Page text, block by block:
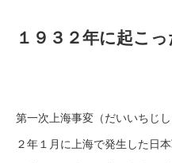
１９３２年に起こ
第一次上海事変（だいいちじ
２年１月に上海で発生した日